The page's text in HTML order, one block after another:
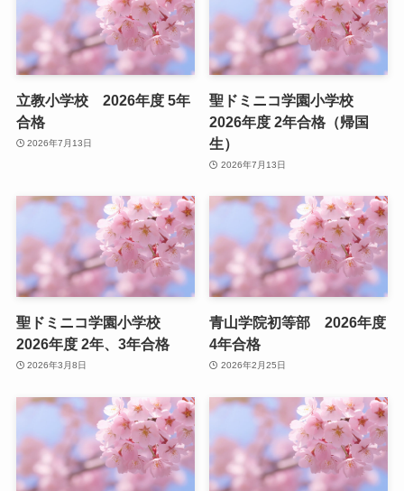
立教小学校 2026年度 5年
合格
2026年7月13日
聖ドミニコ学園小学校
2026年度 2年合格（帰国
生）
2026年7月13日
聖ドミニコ学園小学校
2026年度 2年、3年合格
2026年3月8日
青山学院初等部 2026年度
4年合格
2026年2月25日